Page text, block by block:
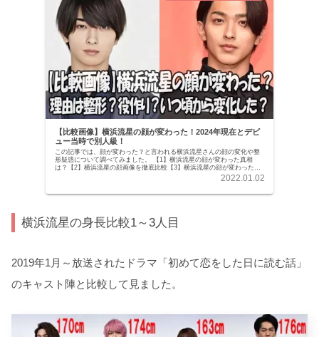
【比較画像】横浜流星の顔が変わった！2024年現在とデビ
ュー当時で別人級！
この記事では、顔が変わった？と言われる横浜流星さんの顔の変化や整
形疑惑について調べてみました。 【1】横浜流星の顔が変わった真相
は？【2】横浜流星の顔画像を徹底比較【3】横浜流星の顔が変わった理
2022.01.02
横浜流星の身長比較1～3人目
2019年1月～放送されたドラマ「初めて恋をした日に読む話」
のキャスト陣と比較して見ました。